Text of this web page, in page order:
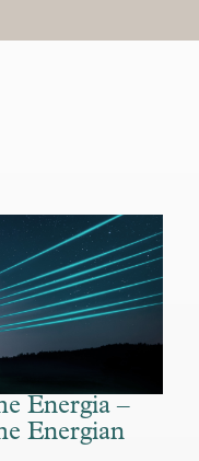
Energia –
Energian